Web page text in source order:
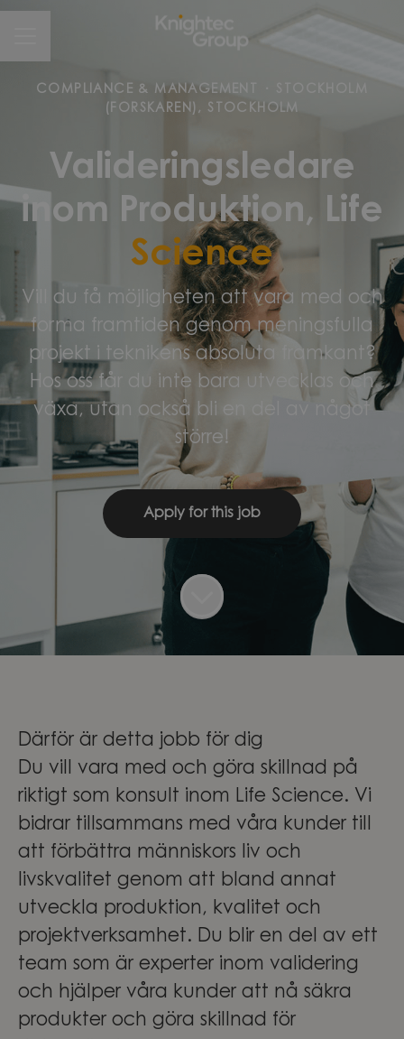
COMPLIANCE & MANAGEMENT
(FORSKAREN), STOCKHOLM
Valideringsledare
inom Produktion, Life
Science
Vill du få möjligheten att vara med och
forma framtiden genom meningsfulla
projekt i teknikens absoluta framkant?
Hos oss får du inte bara utvecklas och
växa, utan också bli en del av något
större!
Apply for this job
Därför är detta jobb för dig
Du vill vara med och göra skillnad på
riktigt som konsult inom Life Science. Vi
bidrar tillsammans med våra kunder till
att förbättra människors liv och
livskvalitet genom att bland annat
utveckla produktion, kvalitet och
projektverksamhet. Du blir en del av ett
team som är experter inom validering
och hjälper våra kunder att nå säkra
produkter och göra skillnad för